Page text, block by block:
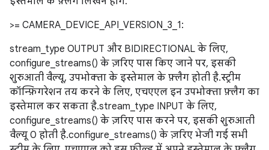
>= CAMERA_DEVICE_API_VERSION_3_1:
stream_type OUTPUT और BIDIRECTIONAL के लिए,
configure_streams() के ज़रिए पास किए जाने पर, इसकी
शुरुआती वैल्यू, उपभोक्ता के इस्तेमाल के फ़्लैग होती है. स्ट्रीम
कॉन्फ़िगरेशन तय करने के लिए, एचएएल इन उपभोक्ता फ़्लैग का
इस्तेमाल कर सकता है. stream_type INPUT के लिए,
configure_streams() के ज़रिए पास करने पर, इसकी शुरुआती
वैल्यू 0 होती है. configure_streams() के ज़रिए भेजी गई सभी